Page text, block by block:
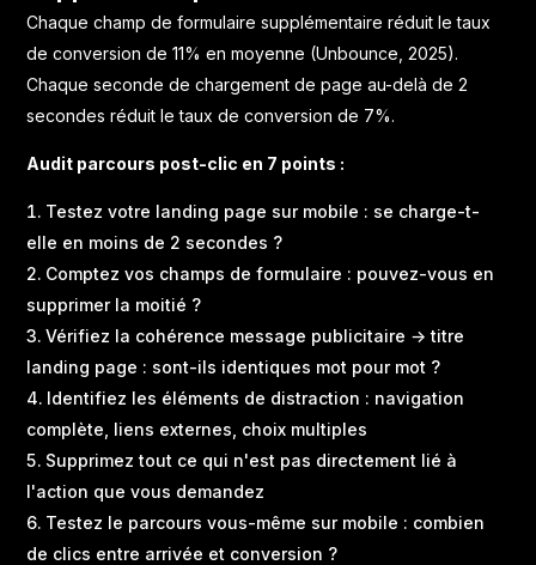
Chaque champ de formulaire supplémentaire réduit le taux
de conversion de 11% en moyenne (Unbounce, 2025).
Chaque seconde de chargement de page au-delà de 2
secondes réduit le taux de conversion de 7%.
Audit parcours post-clic en 7 points :
Testez votre landing page sur mobile : se charge-t-
elle en moins de 2 secondes ?
Comptez vos champs de formulaire : pouvez-vous en
supprimer la moitié ?
Vérifiez la cohérence message publicitaire → titre
landing page : sont-ils identiques mot pour mot ?
Identifiez les éléments de distraction : navigation
complète, liens externes, choix multiples
Supprimez tout ce qui n'est pas directement lié à
l'action que vous demandez
Testez le parcours vous-même sur mobile : combien
de clics entre arrivée et conversion ?